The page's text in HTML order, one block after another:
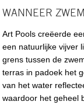
WANNEER
Art Pools creëerde
een natuurlijke vijver
grens tussen de
terras in padoek het
van het water
waardoor het geheel